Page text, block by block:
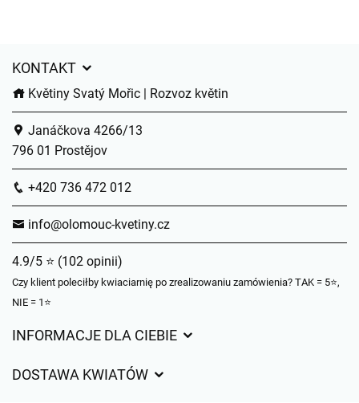
KONTAKT
Květiny Svatý Mořic | Rozvoz květin
Janáčkova 4266/13
796 01 Prostějov
+420 736 472 012
info@olomouc-kvetiny.cz
4.9/5 ⭐ (102 opinii)
Czy klient poleciłby kwiaciarnię po zrealizowaniu zamówienia? TAK = 5⭐,
NIE = 1⭐
INFORMACJE DLA CIEBIE
DOSTAWA KWIATÓW